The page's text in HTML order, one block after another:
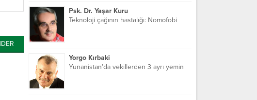
Psk. Dr. Yaşar Kuru
Teknoloji çağının hastalığı: Nomofobi
Yorgo Kırbaki
Yunanistan’da vekillerden 3 ayrı yemin